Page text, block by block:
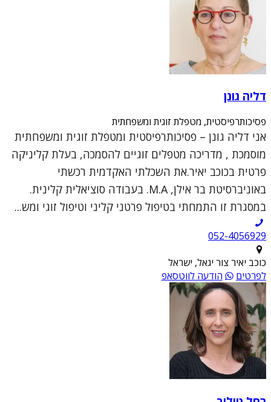
דליה גונן
פסיכותרפיסטית, מטפלת זוגית ומשפחתית
אני דליה גונן – פסיכותרפיסטית ומטפלת זוגית ומשפחתית
מוסמכת , מדריכה מטפלים זוגיים להסמכה, בעלת קליניקה
פרטית בכוכב יאיר.את השכלתי האקדמית רכשתי
באוניברסיטת בר אילן, M.A. בעבודה סוציאלית קלינית.
במסגרת זו התמחתי בטיפול פרטני קליני וטיפול זוגי ומש...
052-4056929
כוכב יאיר צור יגאל, ישראל
לפרטים
הודעה לווטסאפ